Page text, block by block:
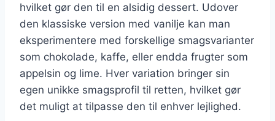
hvilket gør den til en alsidig dessert. Udover
den klassiske version med vanilje kan man
eksperimentere med forskellige smagsvarianter
som chokolade, kaffe, eller endda frugter som
appelsin og lime. Hver variation bringer sin
egen unikke smagsprofil til retten, hvilket gør
det muligt at tilpasse den til enhver lejlighed.